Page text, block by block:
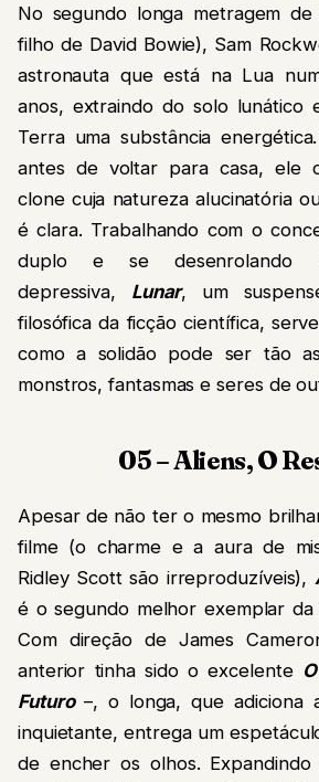
No segundo longa metragem
filho de David Bowie), Sam
astronauta que está na Lua
anos, extraindo do solo lunático
Terra uma substância
antes de voltar para casa, ele
clone cuja natureza alucinatória
é clara. Trabalhando com o
duplo e se desenrolando
depressiva, Lunar, um
filosófica da ficção científica,
como a solidão pode ser tão
monstros, fantasmas e seres de
05 – Aliens, O
Apesar de não ter o mesmo
filme (o charme e a aura de
Ridley Scott são irreproduzíveis),
é o segundo melhor exemplar da
Com direção de James
anterior tinha sido o excelente
Futuro –, o longa, que adiciona
inquietante, entrega um
de encher os olhos.